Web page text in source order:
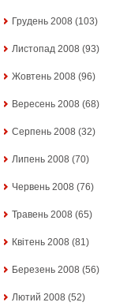
Грудень 2008 (103)
Листопад 2008 (93)
Жовтень 2008 (96)
Вересень 2008 (68)
Серпень 2008 (32)
Липень 2008 (70)
Червень 2008 (76)
Травень 2008 (65)
Квітень 2008 (81)
Березень 2008 (56)
Лютий 2008 (52)